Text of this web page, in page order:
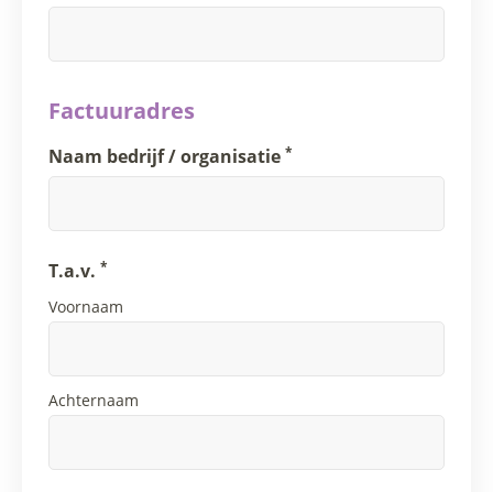
Factuuradres
Naam bedrijf / organisatie *
T.a.v. *
Voornaam
Achternaam